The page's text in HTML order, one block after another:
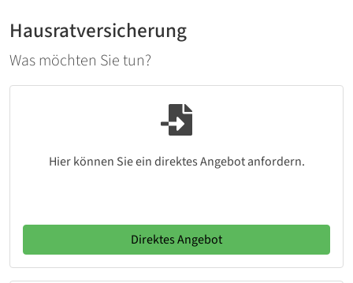
Hausratversicherung
Was möchten Sie tun?
Hier können Sie ein direktes Angebot anfordern.
Direktes Angebot